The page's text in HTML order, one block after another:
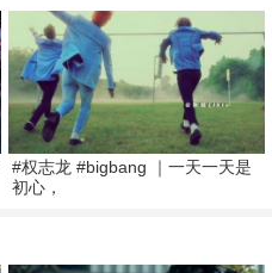
#权志龙 #bigbang ｜一天一天是
初心，